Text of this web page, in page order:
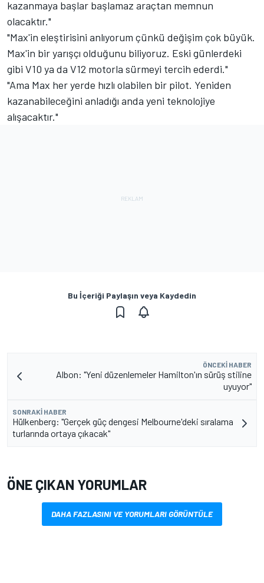
kazanmaya başlar başlamaz araçtan memnun
olacaktır."
"Max'in eleştirisini anlıyorum çünkü değişim çok büyük.
Max'in bir yarışçı olduğunu biliyoruz. Eski günlerdeki
gibi V10 ya da V12 motorla sürmeyi tercih ederdi."
"Ama Max her yerde hızlı olabilen bir pilot. Yeniden
kazanabileceğini anladığı anda yeni teknolojiye
alışacaktır."
Bu İçeriği Paylaşın veya Kaydedin
ÖNCEKI HABER
Albon: "Yeni düzenlemeler Hamilton'ın sürüş stiline
uyuyor"
SONRAKI HABER
Hülkenberg: "Gerçek güç dengesi Melbourne'deki sıralama
turlarında ortaya çıkacak"
ÖNE ÇIKAN YORUMLAR
DAHA FAZLASINI VE YORUMLARI GÖRÜNTÜLE